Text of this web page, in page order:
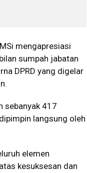
mengapresiasi
sumpah jabatan
DPRD yang digelar
sebanyak 417
langsung oleh
elemen
kesuksesan dan